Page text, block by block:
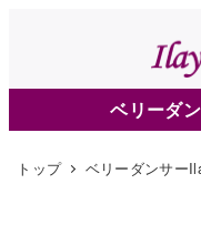
ン
テ
ベリーダ
トップ ベリーダンサー